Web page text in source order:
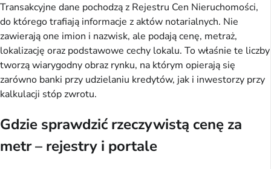
Transakcyjne dane pochodzą z Rejestru Cen Nieruchomości,
do którego trafiają informacje z aktów notarialnych. Nie
zawierają one imion i nazwisk, ale podają cenę, metraż,
lokalizację oraz podstawowe cechy lokalu. To właśnie te liczby
tworzą wiarygodny obraz rynku, na którym opierają się
zarówno banki przy udzielaniu kredytów, jak i inwestorzy przy
kalkulacji stóp zwrotu.
Gdzie sprawdzić rzeczywistą cenę za
metr – rejestry i portale